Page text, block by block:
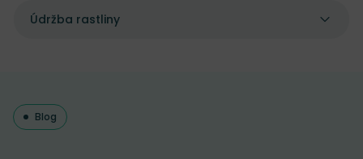
Údržba rastliny
Blog